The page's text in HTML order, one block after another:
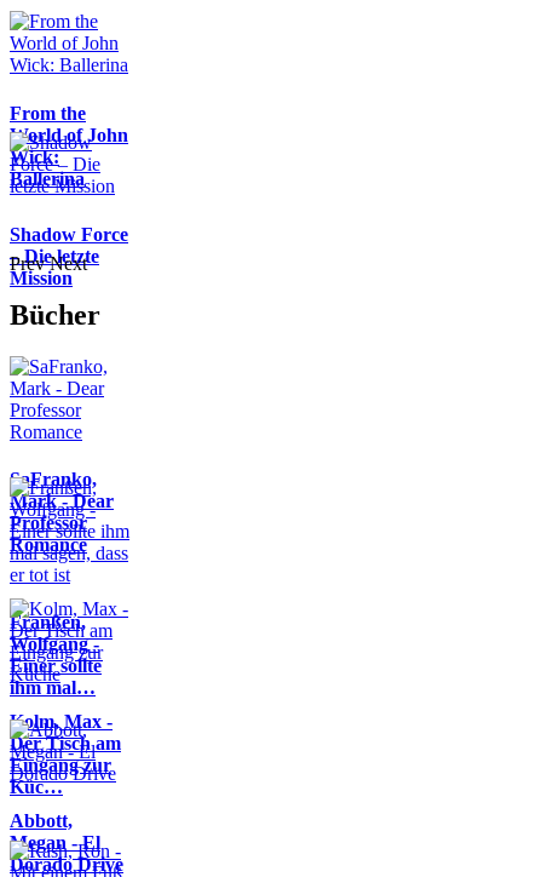
From the
World of John
Wick:
Ballerina
Shadow Force
– Die letzte
Mission
Prev Next
Bücher
SaFranko,
Mark - Dear
Professor
Romance
Franßen,
Wolfgang -
Einer sollte
ihm mal…
Kolm, Max -
Der Tisch am
Eingang zur
Küc…
Abbott,
Megan - El
Dorado Drive